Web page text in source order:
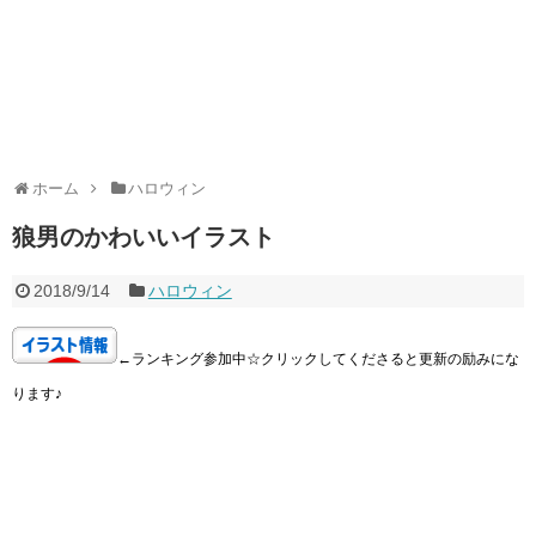
ホーム ハロウィン
狼男のかわいいイラスト
2018/9/14 ハロウィン
←ランキング参加中☆クリックしてくださると更新の励みにな
ります♪